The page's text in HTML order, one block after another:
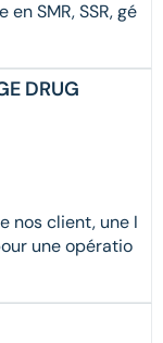
SMR, SSR, gé
DRUG
nos client, une I
une opératio